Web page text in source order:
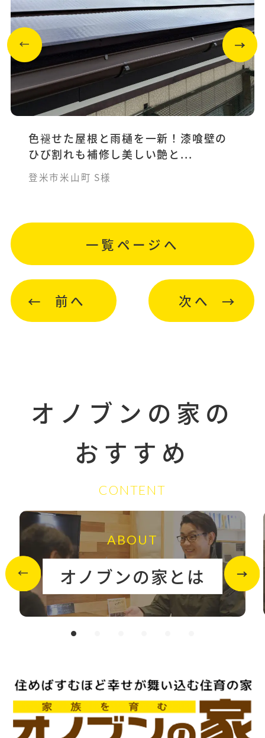
色褪せた屋根と雨樋を一新！漆喰壁の
ひび割れも補修し美しい艶と...
登米市米山町 S様
前へ
一覧ページへ
次へ
オノブンの家の
おすすめ
CONTENT
ABOUT
オノブンの家とは